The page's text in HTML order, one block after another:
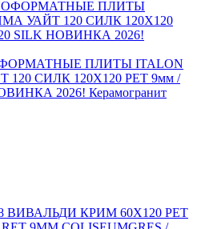
ПЛИТЫ ITALON
120 СИЛК 120Х120 РЕТ 9мм /
2026! Керамогранит